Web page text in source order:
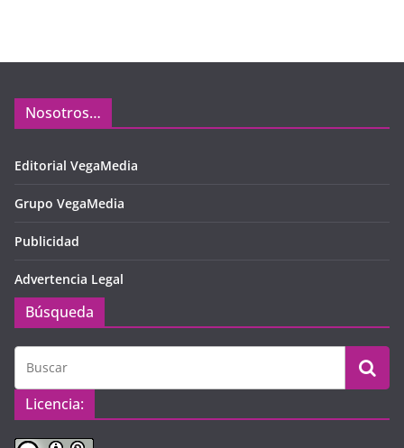
Nosotros…
Editorial VegaMedia
Grupo VegaMedia
Publicidad
Advertencia Legal
Búsqueda
Licencia: